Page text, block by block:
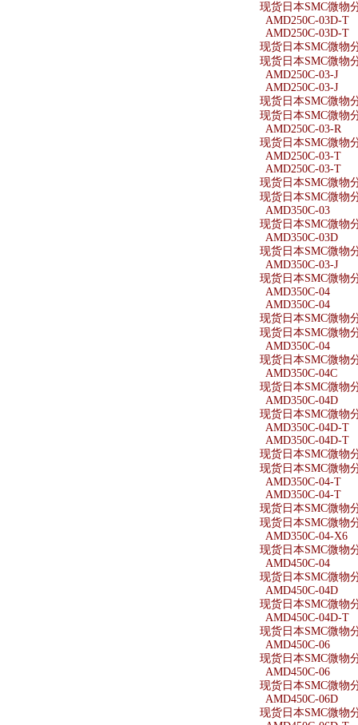
现货日本SMC微物
AMD250C-03D-T
AMD250C-03D-T
现货日本SMC微物
现货日本SMC微物
AMD250C-03-J
AMD250C-03-J
现货日本SMC微物
现货日本SMC微物
AMD250C-03-R
现货日本SMC微物
AMD250C-03-T
AMD250C-03-T
现货日本SMC微物
现货日本SMC微物
AMD350C-03
现货日本SMC微物
AMD350C-03D
现货日本SMC微物
AMD350C-03-J
现货日本SMC微物
AMD350C-04
AMD350C-04
现货日本SMC微物
现货日本SMC微物
AMD350C-04
现货日本SMC微物
AMD350C-04C
现货日本SMC微物
AMD350C-04D
现货日本SMC微物
AMD350C-04D-T
AMD350C-04D-T
现货日本SMC微物
现货日本SMC微物
AMD350C-04-T
AMD350C-04-T
现货日本SMC微物
现货日本SMC微物
AMD350C-04-X6
现货日本SMC微物
AMD450C-04
现货日本SMC微物
AMD450C-04D
现货日本SMC微物
AMD450C-04D-T
现货日本SMC微物
AMD450C-06
现货日本SMC微物
AMD450C-06
现货日本SMC微物
AMD450C-06D
现货日本SMC微物